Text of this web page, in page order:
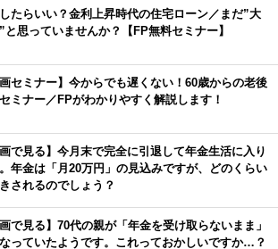
たらいい？金利上昇時代の住宅ローン／まだ”大
と思っていませんか？【FP無料セミナー】
画セミナー】今からでも遅くない！60歳からの老後
ミナー／FPがわかりやすく解説します！
画で見る】今月末で完全に引退して年金生活に入り
年金は「月20万円」の見込みですが、どのくらい
されるのでしょう？
画で見る】70代の親が「年金を受け取らないまま」
っていたようです。これっておかしいですか…？